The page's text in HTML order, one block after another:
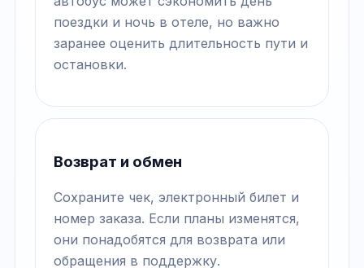
поездки и ночь в отеле, но важно
заранее оценить длительность пути и
остановки.
Возврат и обмен
Сохраните чек, электронный билет и
номер заказа. Если планы изменятся,
они понадобятся для возврата или
обращения в поддержку.